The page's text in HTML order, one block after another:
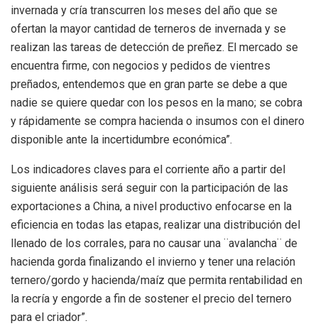
invernada y cría transcurren los meses del año que se
ofertan la mayor cantidad de terneros de invernada y se
realizan las tareas de detección de preñez. El mercado se
encuentra firme, con negocios y pedidos de vientres
preñados, entendemos que en gran parte se debe a que
nadie se quiere quedar con los pesos en la mano; se cobra
y rápidamente se compra hacienda o insumos con el dinero
disponible ante la incertidumbre económica”.
Los indicadores claves para el corriente año a partir del
siguiente análisis será seguir con la participación de las
exportaciones a China, a nivel productivo enfocarse en la
eficiencia en todas las etapas, realizar una distribución del
llenado de los corrales, para no causar una ¨avalancha¨ de
hacienda gorda finalizando el invierno y tener una relación
ternero/gordo y hacienda/maíz que permita rentabilidad en
la recría y engorde a fin de sostener el precio del ternero
para el criador”.